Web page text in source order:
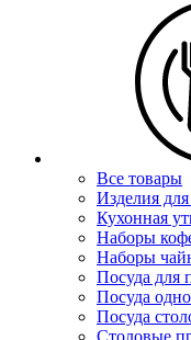
Все товары
Изделия
Кухонная
Наборы
Наборы
Посуда для
Посуда
Посуда
Столовые